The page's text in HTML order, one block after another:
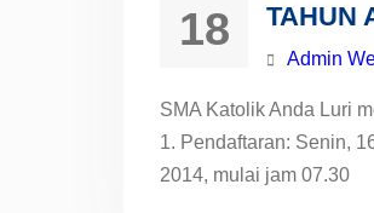
18
TAHUN
Admin
SMA Katolik Anda Luri
1. Pendaftaran: Senin,
2014, mulai jam 07.30